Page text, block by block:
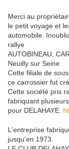
Merci au
le petit voyage et
automobile.
rallye
AUTOBINEAU,
Neuilly sur Seine
Cette filiale de
ce carrossier fut
Cette société pris
fabriquant
pour DELAHAYE.
L'entreprise
jusqu'en 1973.